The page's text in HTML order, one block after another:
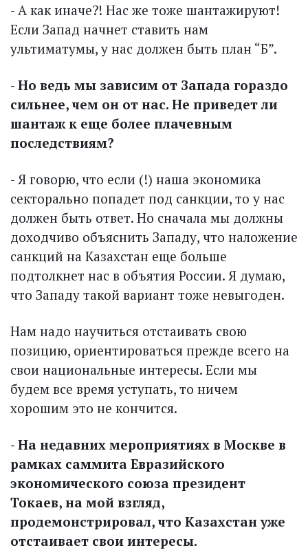
- А как иначе?! Нас же тоже шантажируют!
Если Запад начнет ставить нам
ультиматумы, у нас должен быть план “Б”.
- Но ведь мы зависим от Запада гораздо
сильнее, чем он от нас. Не приведет ли
шантаж к еще более плачевным
последствиям?
- Я говорю, что если (!) наша экономика
секторально попадет под санкции, то у нас
должен быть ответ. Но сначала мы должны
доходчиво объяснить Западу, что наложение
санкций на Казахстан еще больше
подтолкнет нас в объятия России. Я думаю,
что Западу такой вариант тоже невыгоден.
Нам надо научиться отстаивать свою
позицию, ориентироваться прежде всего на
свои национальные интересы. Если мы
будем все время уступать, то ничем
хорошим это не кончится.
- На недавних мероприятиях в Москве в
рамках саммита Евразийского
экономического союза президент
Токаев, на мой взгляд,
продемонстрировал, что Казахстан уже
отстаивает свои интересы.